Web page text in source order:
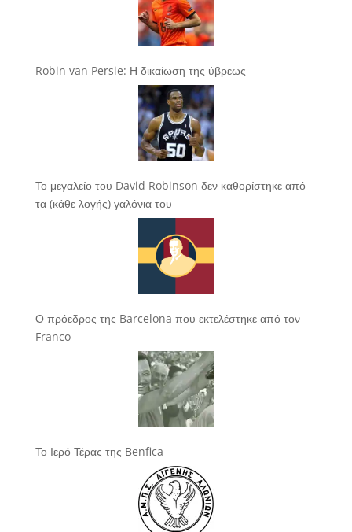
Robin van Persie: Η δικαίωση της ύβρεως
Το μεγαλείο του David Robinson δεν καθορίστηκε από
τα (κάθε λογής) γαλόνια του
Ο πρόεδρος της Barcelona που εκτελέστηκε από τον
Franco
Το Ιερό Τέρας της Benfica